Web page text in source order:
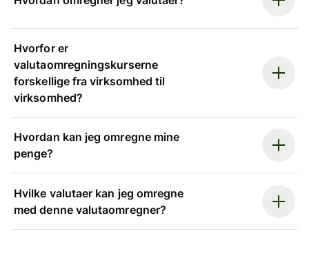
Hvorfor er
valutaomregningskurserne
forskellige fra virksomhed til
virksomhed?
Hvordan kan jeg omregne mine
penge?
Hvilke valutaer kan jeg omregne
med denne valutaomregner?